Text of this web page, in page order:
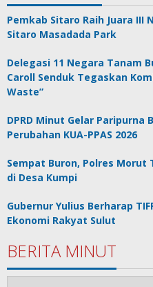
Pemkab Sitaro Raih Juara III
Sitaro Masadada Park
Delegasi 11 Negara Tanam
Caroll Senduk Tegaskan
Waste”
DPRD Minut Gelar Paripurna
Perubahan KUA-PPAS 2026
Sempat Buron, Polres
di Desa Kumpi
Gubernur Yulius Berharap
Ekonomi Rakyat Sulut
BERITA MINUT